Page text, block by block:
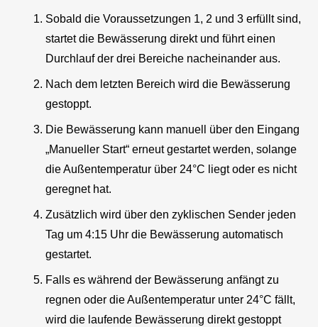
Sobald die Voraussetzungen 1, 2 und 3 erfüllt sind,
startet die Bewässerung direkt und führt einen
Durchlauf der drei Bereiche nacheinander aus.
Nach dem letzten Bereich wird die Bewässerung
gestoppt.
Die Bewässerung kann manuell über den Eingang
„Manueller Start“ erneut gestartet werden, solange
die Außentemperatur über 24°C liegt oder es nicht
geregnet hat.
Zusätzlich wird über den zyklischen Sender jeden
Tag um 4:15 Uhr die Bewässerung automatisch
gestartet.
Falls es während der Bewässerung anfängt zu
regnen oder die Außentemperatur unter 24°C fällt,
wird die laufende Bewässerung direkt gestoppt